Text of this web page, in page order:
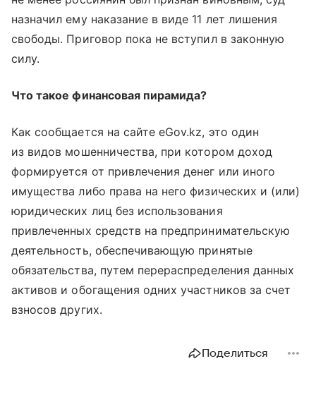
назначил ему наказание в виде 11 лет лишения
свободы. Приговор пока не вступил в законную
силу.
Что такое финансовая пирамида?
Как сообщается на сайте eGov.kz, это один
из видов мошенничества, при котором доход
формируется от привлечения денег или иного
имущества либо права на него физических и (или)
юридических лиц без использования
привлеченных средств на предпринимательскую
деятельность, обеспечивающую принятые
обязательства, путем перераспределения данных
активов и обогащения одних участников за счет
взносов других.
Поделиться